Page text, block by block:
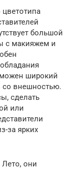
большой
с макияжем и
широкий
со внешностью.
сделать
или
за ярких
Лето, они